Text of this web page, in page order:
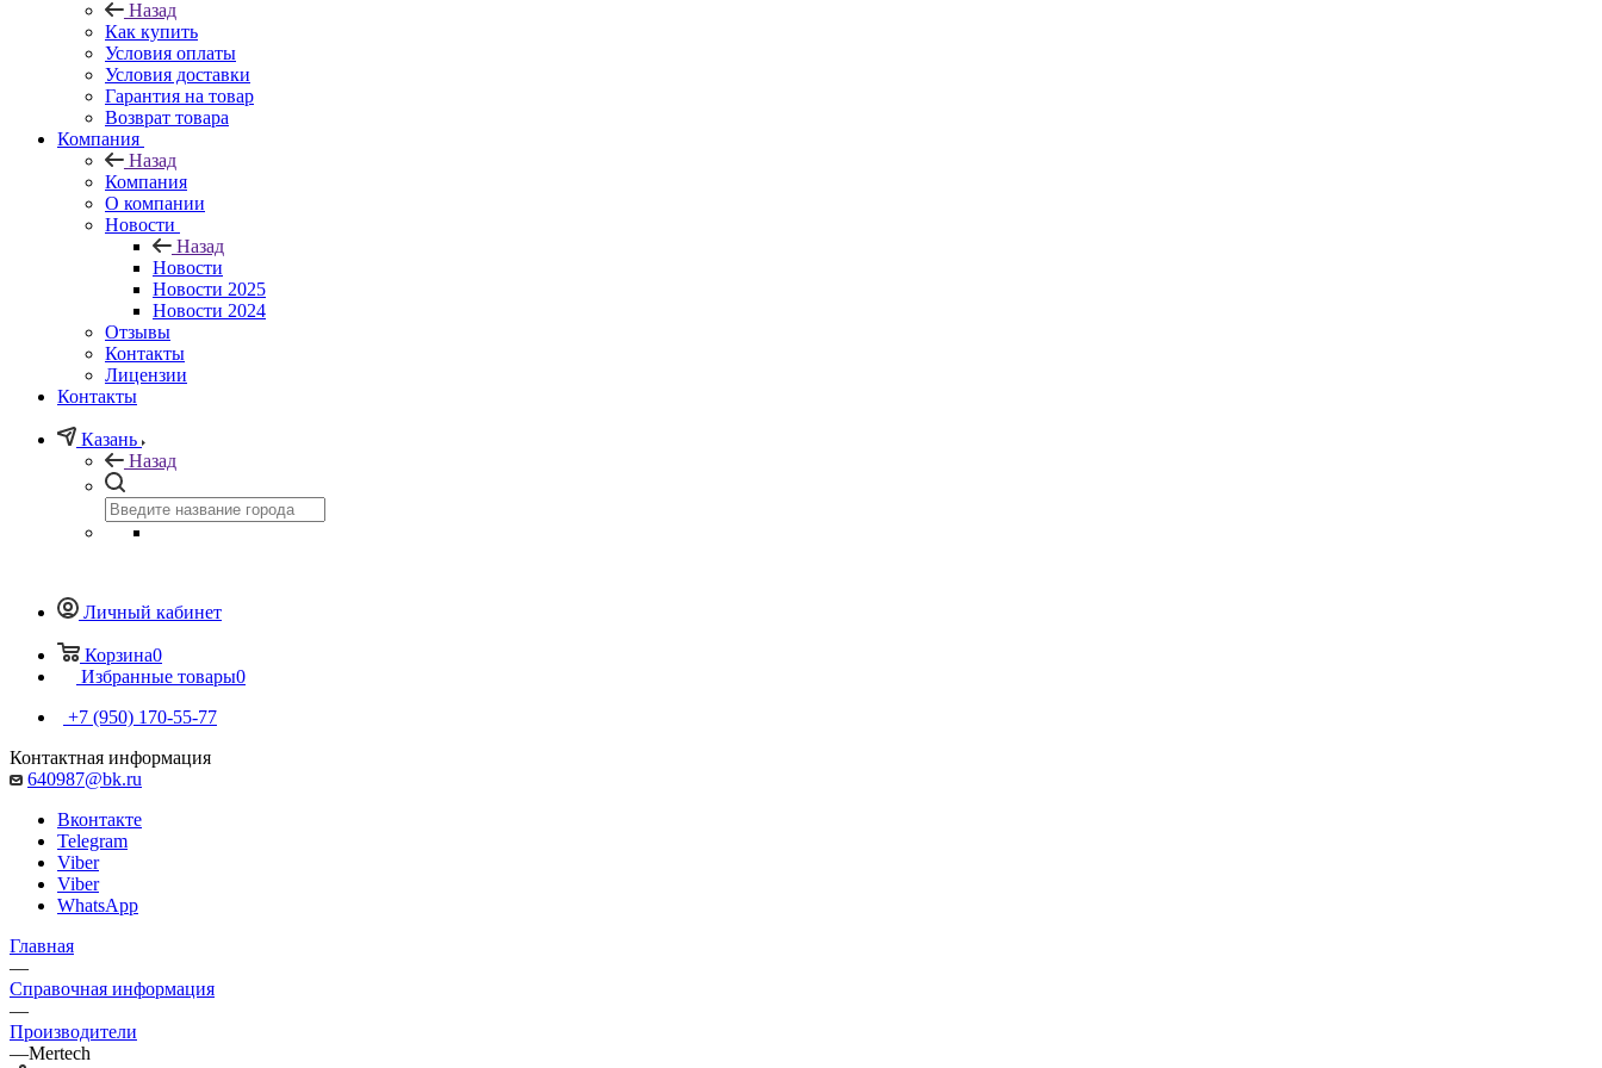
Назад
Как купить
Условия оплаты
Условия доставки
Гарантия на товар
Возврат товара
Компания
Назад
Компания
О компании
Новости
Назад
Новости
Новости 2025
Новости 2024
Отзывы
Контакты
Лицензии
Контакты
Казань
Назад
Личный кабинет
Корзина0
Избранные товары0
+7 (950) 170-55-77
Контактная информация
640987@bk.ru
Вконтакте
Telegram
Viber
Viber
WhatsApp
Главная
—
Справочная информация
—
Производители
—Mertech